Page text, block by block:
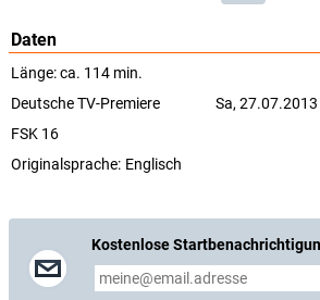
Daten
Länge: ca. 114 min.
Deutsche TV-Premiere
Sa,
FSK 16
Originalsprache: Englisch
Kostenlose